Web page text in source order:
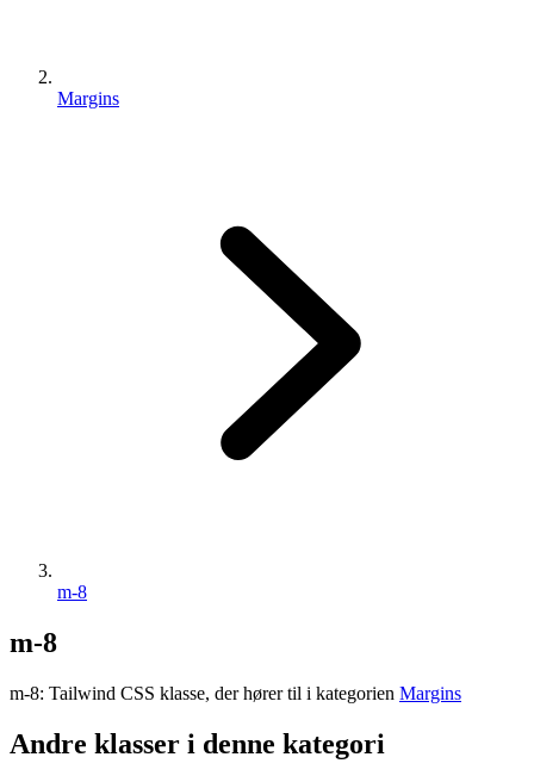
Margins
m-8
m-8
m-8: Tailwind CSS klasse, der hører til i kategorien Margins
Andre klasser i denne kategori